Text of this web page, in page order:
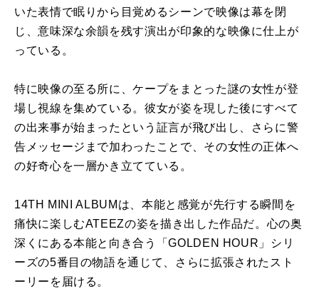
いた表情で眠りから目覚めるシーンで映像は幕を閉
じ、意味深な余韻を残す演出が印象的な映像に仕上が
っている。
特に映像の至る所に、ケープをまとった謎の女性が登
場し視線を集めている。彼女が姿を現した後にすべて
の出来事が始まったという証言が飛び出し、さらに警
告メッセージまで加わったことで、その女性の正体へ
の好奇心を一層かき立てている。
14TH MINI ALBUMは、本能と感覚が先行する瞬間を
痛快に楽しむATEEZの姿を描き出した作品だ。心の奥
深くにある本能と向き合う「GOLDEN HOUR 」シリ
ーズの5番目の物語を通じて、さらに拡張されたスト
ーリーを届ける。